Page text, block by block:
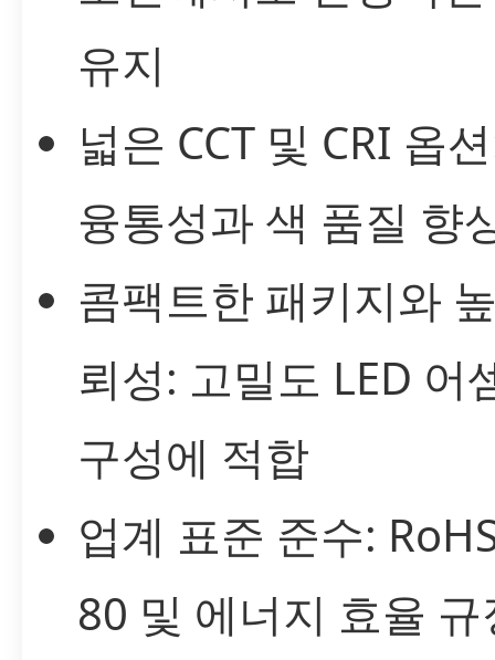
유지
넓은 CCT 및 CRI 옵
융통성과 색 품질 향
콤팩트한 패키지와
뢰성: 고밀도 LED 어
구성에 적합
업계 표준 준수:
80 및 에너지 효율